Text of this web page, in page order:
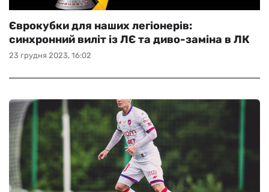
23 грудня 2023, 16:02
Єврокубки для наших легіонерів:
синхронний виліт із ЛЄ та диво-заміна в ЛК